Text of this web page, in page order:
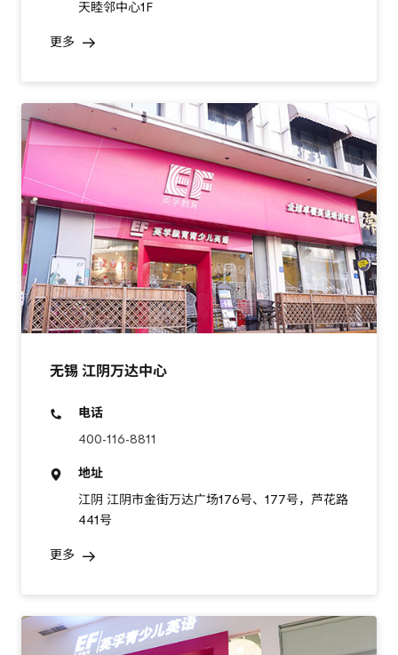
天睦邻中心1F
更多
无锡 江阴万达中心
电话
400-116-8811
地址
江阴 江阴市金街万达广场176号、177号，芦花路
441号
更多